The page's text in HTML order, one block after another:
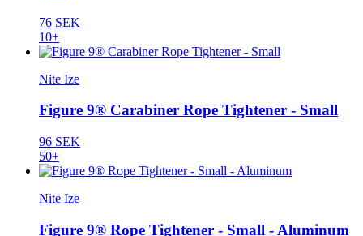
76 SEK
10+
Nite Ize
Figure 9® Carabiner Rope Tightener - Small
96 SEK
50+
Nite Ize
Figure 9® Rope Tightener - Small - Aluminum